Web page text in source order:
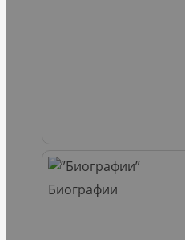
Биографии